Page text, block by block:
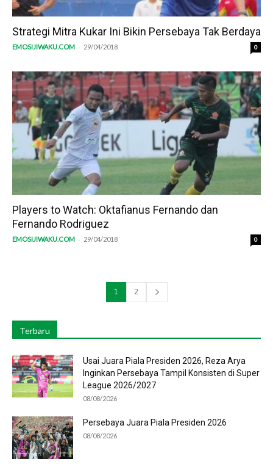
Strategi Mitra Kukar Ini Bikin Persebaya Tak Berdaya
EMOSIJIWAKU.COM - 29/04/2018 0
Players to Watch: Oktafianus Fernando dan
Fernando Rodriguez
EMOSIJIWAKU.COM - 29/04/2018 0
1 2
Terbaru
Usai Juara Piala Presiden 2026, Reza Arya
Inginkan Persebaya Tampil Konsisten di Super
League 2026/2027
08/08/2026
Persebaya Juara Piala Presiden 2026
08/08/2026